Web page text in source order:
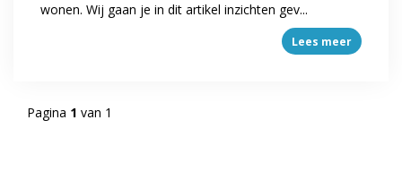
wonen. Wij gaan je in dit artikel inzichten gev...
Lees meer
Pagina 1 van 1